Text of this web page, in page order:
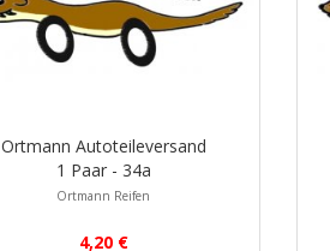
Ortmann Autoteileversand
1 Paar - 34a
Ortmann Reifen
4,20 €